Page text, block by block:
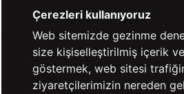
KURUMSAL
KATEGORİLER
Çerezleri kullanıyoruz
Web sitemizde gezinme
size kişiselleştirilmiş içerik
göstermek, web sitesi
ziyaretçilerimizin nereden